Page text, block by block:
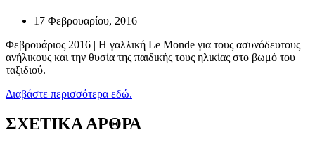
17 Φεβρουαρίου, 2016
Φεβρουάριος 2016 | Η γαλλική Le Monde για τους ασυνόδευτους
ανήλικους και την θυσία της παιδικής τους ηλικίας στο βωμό του
ταξιδιού.
Διαβάστε περισσότερα εδώ.
ΣΧΕΤΙΚΑ ΑΡΘΡΑ